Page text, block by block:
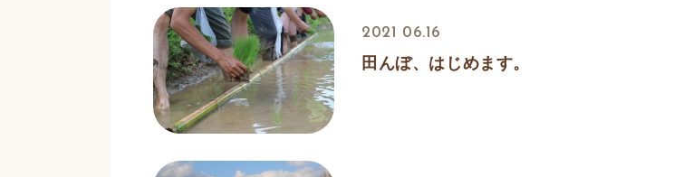
2021 06.16
田んぼ、はじめます。